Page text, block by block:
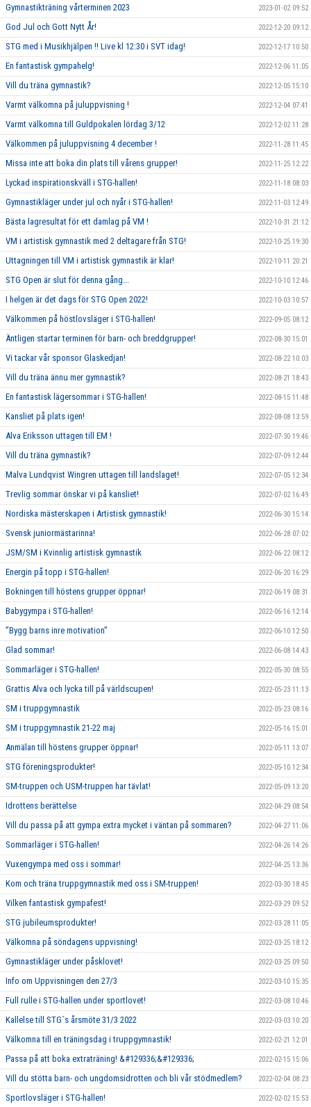
Gymnastikträning vårterminen 2023 2023-01-02 09:52
God Jul och Gott Nytt År! 2022-12-20 09:12
STG med i Musikhjälpen !! Live kl 12:30 i SVT idag! 2022-12-17 10:50
En fantastisk gympahelg! 2022-12-06 11:05
Vill du träna gymnastik? 2022-12-05 15:10
Varmt välkomna på juluppvisning ! 2022-12-04 07:41
Varmt välkomna till Guldpokalen lördag 3/12 2022-12-02 11:28
Välkommen på juluppvisning 4 december ! 2022-11-28 11:45
Missa inte att boka din plats till vårens grupper! 2022-11-25 12:22
Lyckad inspirationskväll i STG-hallen! 2022-11-18 08:03
Gymnastikläger under jul och nyår i STG-hallen! 2022-11-03 12:49
Bästa lagresultat för ett damlag på VM ! 2022-10-31 21:12
VM i artistisk gymnastik med 2 deltagare från STG! 2022-10-25 19:30
Uttagningen till VM i artistisk gymnastik är klar! 2022-10-11 20:21
STG Open är slut för denna gång... 2022-10-10 12:46
I helgen är det dags för STG Open 2022! 2022-10-03 10:57
Välkommen på höstlovsläger i STG-hallen! 2022-09-05 08:12
Äntligen startar terminen för barn- och breddgrupper! 2022-08-30 15:01
Vi tackar vår sponsor Glaskedjan! 2022-08-22 10:03
Vill du träna ännu mer gymnastik? 2022-08-21 18:43
En fantastisk lägersommar i STG-hallen! 2022-08-15 11:48
Kansliet på plats igen! 2022-08-08 13:59
Alva Eriksson uttagen till EM ! 2022-07-30 19:46
Vill du träna gymnastik? 2022-07-09 12:44
Malva Lundqvist Wingren uttagen till landslaget! 2022-07-05 12:34
Trevlig sommar önskar vi på kansliet! 2022-07-02 16:49
Nordiska mästerskapen i Artistisk gymnastik! 2022-06-30 15:14
Svensk juniormästarinna! 2022-06-28 07:02
JSM/SM i Kvinnlig artistisk gymnastik 2022-06-22 08:12
Energin på topp i STG-hallen! 2022-06-20 16:29
Bokningen till höstens grupper öppnar! 2022-06-19 08:31
Babygympa i STG-hallen! 2022-06-16 12:14
”Bygg barns inre motivation” 2022-06-10 12:50
Glad sommar! 2022-06-08 14:43
Sommarläger i STG-hallen! 2022-05-30 08:55
Grattis Alva och lycka till på världscupen! 2022-05-23 11:13
SM i truppgymnastik 2022-05-23 08:16
SM i truppgymnastik 21-22 maj 2022-05-16 15:01
Anmälan till höstens grupper öppnar! 2022-05-11 13:07
STG föreningsprodukter! 2022-05-10 12:34
SM-truppen och USM-truppen har tävlat! 2022-05-09 13:20
Idrottens berättelse 2022-04-29 08:54
Vill du passa på att gympa extra mycket i väntan på sommaren? 2022-04-27 11:06
Sommarläger i STG-hallen! 2022-04-26 14:26
Vuxengympa med oss i sommar! 2022-04-25 13:36
Kom och träna truppgymnastik med oss i SM-truppen! 2022-03-30 18:45
Vilken fantastisk gympafest! 2022-03-29 09:52
STG jubileumsprodukter! 2022-03-28 11:05
Välkomna på söndagens uppvisning! 2022-03-25 18:12
Gymnastikläger under påsklovet! 2022-03-25 09:50
Info om Uppvisningen den 27/3 2022-03-10 15:35
Full rulle i STG-hallen under sportlovet! 2022-03-08 10:46
Kallelse till STG´s årsmöte 31/3 2022 2022-03-03 10:20
Välkomna till en träningsdag i truppgymnastik! 2022-02-21 12:01
Passa på att boka extraträning! &#129336;&#129336; 2022-02-15 15:06
Vill du stötta barn- och ungdomsidrotten och bli vår stödmedlem? 2022-02-04 08:23
Sportlovsläger i STG-hallen! 2022-02-02 15:53